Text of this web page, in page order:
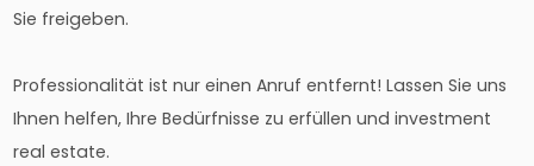
Sie freigeben.
Professionalität ist nur einen Anruf entfernt! Lassen Sie uns
Ihnen helfen, Ihre Bedürfnisse zu erfüllen und investment
real estate.